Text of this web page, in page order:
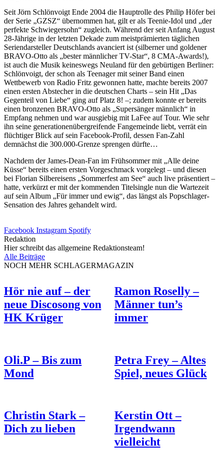
Seit Jörn Schlönvoigt Ende 2004 die Hauptrolle des Philip Höfer bei
der Serie „GZSZ“ übernommen hat, gilt er als Teenie-Idol und „der
perfekte Schwiegersohn“ zugleich. Während der seit Anfang August
28-Jährige in der letzten Dekade zum meistprämierten täglichen
Seriendarsteller Deutschlands avanciert ist (silberner und goldener
BRAVO-Otto als „bester männlicher TV-Star“, 8 CMA-Awards!),
ist auch die Musik keineswegs Neuland für den gebürtigen Berliner:
Schlönvoigt, der schon als Teenager mit seiner Band einen
Wettbewerb von Radio Fritz gewonnen hatte, machte bereits 2007
einen ersten Abstecher in die deutschen Charts – sein Hit „Das
Gegenteil von Liebe“ ging auf Platz 8! –; zudem konnte er bereits
einen bronzenen BRAVO-Otto als „Supersänger männlich“ in
Empfang nehmen und war ausgiebig mit LaFee auf Tour. Wie sehr
ihn seine generationenübergreifende Fangemeinde liebt, verrät ein
flüchtiger Blick auf sein Facebook-Profil, dessen Fan-Zahl
demnächst die 300.000-Grenze sprengen dürfte…
Nachdem der James-Dean-Fan im Frühsommer mit „Alle deine
Küsse“ bereits einen ersten Vorgeschmack vorgelegt – und diesen
bei Florian Silbereisens „Sommerfest am See“ auch live präsentiert –
hatte, verkürzt er mit der kommenden Titelsingle nun die Wartezeit
auf sein Album „Für immer und ewig“, das längst als Popschlager-
Sensation des Jahres gehandelt wird.
Facebook Instagram Spotify
Redaktion
Hier schreibt das allgemeine Redaktionsteam!
Alle Beiträge
NOCH MEHR SCHLAGERMAGAZIN
Hör nie auf – der
neue Discosong von
HK Krüger
Ramon Roselly –
Männer tun’s
immer
Oli.P – Bis zum
Mond
Petra Frey – Altes
Spiel, neues Glück
Christin Stark –
Dich zu lieben
Kerstin Ott –
Irgendwann
vielleicht